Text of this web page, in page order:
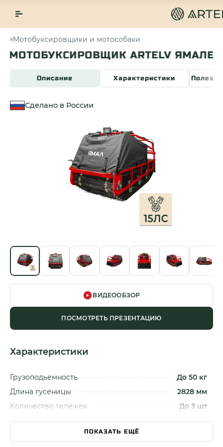
Мотобуксировщики и мотособаки
МОТОБУКСИРОВЩИК ARTELV ЯМАЛЕЦ
Описание Характеристики
Сделано в России
ВИДЕООБЗОР
ПОСМОТРЕТЬ ПРЕЗЕНТАЦИЮ
Характеристики
Грузоподьемность
До 50 кг
Длина гусеницы
2828 мм
Количество тележек
До 3 шт
Модель двигателя
Lifan / Loncin
Мощность двигателяПОКАЗАТЬ ЕЩЁ